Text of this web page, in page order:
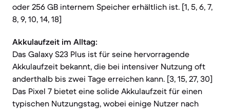
oder 256 GB internem Speicher erhältlich ist. [1, 5, 6, 7,
8, 9, 10, 14, 18]
Akkulaufzeit im Alltag:
Das Galaxy S23 Plus ist für seine hervorragende
Akkulaufzeit bekannt, die bei intensiver Nutzung oft
anderthalb bis zwei Tage erreichen kann. [3, 15, 27, 30]
Das Pixel 7 bietet eine solide Akkulaufzeit für einen
typischen Nutzungstag, wobei einige Nutzer nach